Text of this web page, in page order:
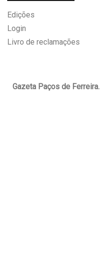
Edições
Login
Livro de reclamações
Gazeta Paços de Ferreira.